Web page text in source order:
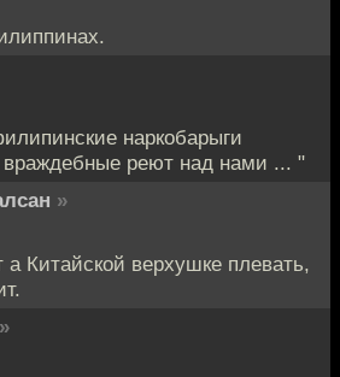
наркобарыги
реют над нами ... "
»
Китайской верхушке плевать,
»